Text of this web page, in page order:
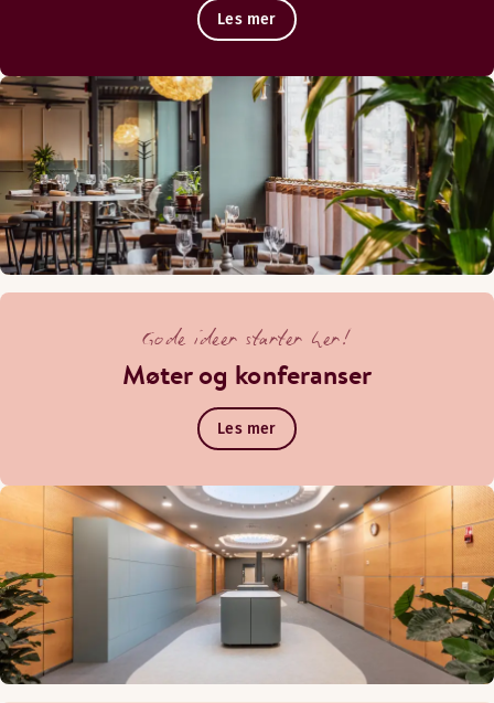
Les mer
Gode ideer starter her!
Møter og konferanser
Les mer